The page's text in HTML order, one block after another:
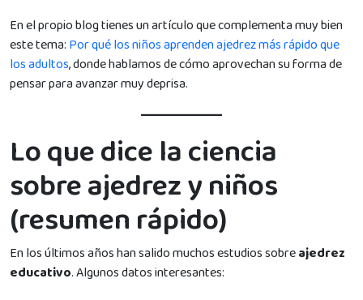
En el propio blog tienes un artículo que complementa muy bien
este tema: Por qué los niños aprenden ajedrez más rápido que
los adultos, donde hablamos de cómo aprovechan su forma de
pensar para avanzar muy deprisa.
Lo que dice la ciencia
sobre ajedrez y niños
(resumen rápido)
En los últimos años han salido muchos estudios sobreajedrez
educativo. Algunos datos interesantes: